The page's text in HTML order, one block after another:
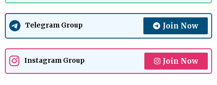
Telegram Group Join Now
Instagram Group Join Now